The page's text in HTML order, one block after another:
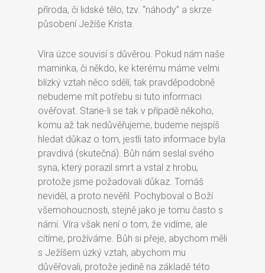
příroda, či lidské tělo, tzv. “náhody” a skrze
působení Ježíše Krista.
Víra úzce souvisí s důvěrou. Pokud nám naše
maminka, či někdo, ke kterému máme velmi
blízký vztah něco sdělí, tak pravděpodobně
nebudeme mít potřebu si tuto informaci
ověřovat. Stane-li se tak v případě někoho,
komu až tak nedůvěřujeme, budeme nejspíš
hledat důkaz o tom, jestli tato informace byla
pravdivá (skutečná). Bůh nám seslal svého
syna, který porazil smrt a vstal z hrobu,
protože jsme požadovali důkaz. Tomáš
neviděl, a proto nevěřil. Pochyboval o Boží
všemohoucnosti, stejně jako je tomu často s
námi. Víra však není o tom, že vidíme, ale
cítíme, prožíváme. Bůh si přeje, abychom měli
s Ježíšem úzký vztah, abychom mu
důvěřovali, protože jedině na základě této